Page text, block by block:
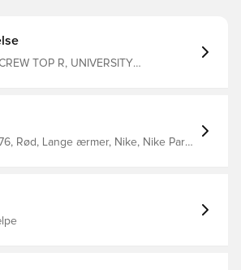
TOP R, UNIVERSITY
Rød, Lange ærmer, Nike, Nike Park,